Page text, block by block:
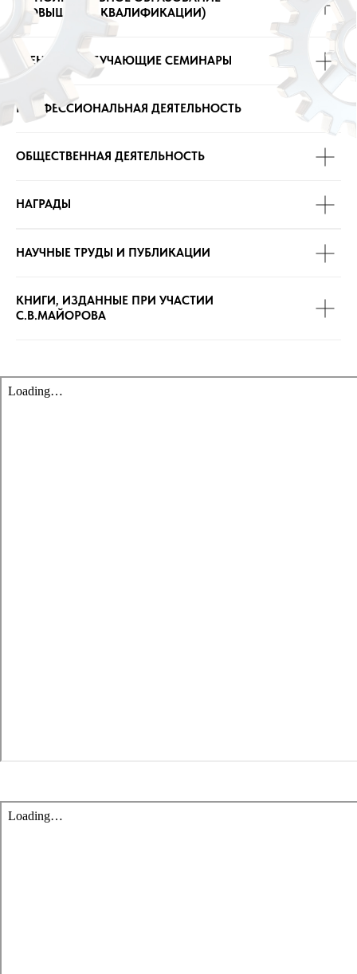
(ПОВЫШЕНИЕ КВАЛИФИКАЦИИ)
ТРЕНИНГИ, ОБУЧАЮЩИЕ СЕМИНАРЫ
ПРОФЕССИОНАЛЬНАЯ ДЕЯТЕЛЬНОСТЬ
ОБЩЕСТВЕННАЯ ДЕЯТЕЛЬНОСТЬ
НАГРАДЫ
НАУЧНЫЕ ТРУДЫ И ПУБЛИКАЦИИ
КНИГИ, ИЗДАННЫЕ ПРИ УЧАСТИИ
С.В.МАЙОРОВА